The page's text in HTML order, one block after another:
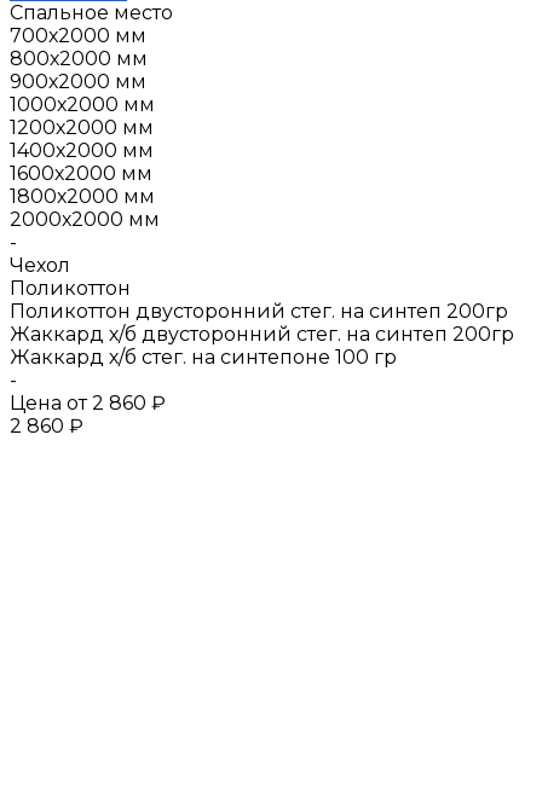
Спальное место
700х2000 мм
800х2000 мм
900х2000 мм
1000х2000 мм
1200х2000 мм
1400х2000 мм
1600х2000 мм
1800х2000 мм
2000х2000 мм
-
Чехол
Поликоттон
Поликоттон двусторонний стег. на синтеп 200гр
Жаккард х/б двусторонний стег. на синтеп 200гр
Жаккард х/б стег. на синтепоне 100 гр
-
Цена от 2 860 ₽
2 860 ₽